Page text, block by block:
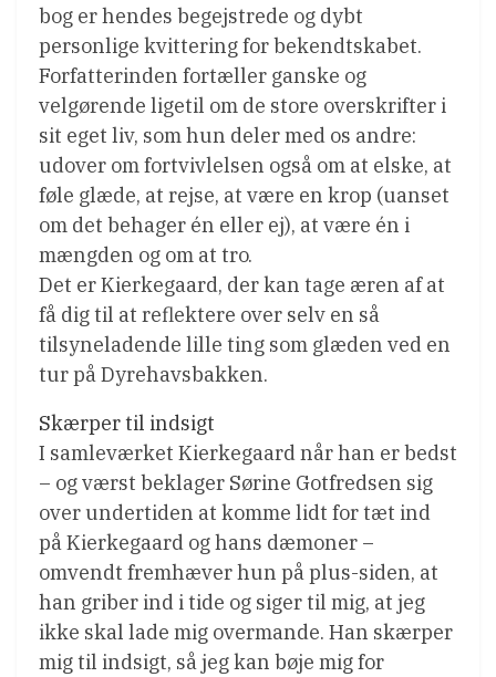
bog er hendes begejstrede og dybt
personlige kvittering for bekendtskabet.
Forfatterinden fortæller ganske og
velgørende ligetil om de store overskrifter i
sit eget liv, som hun deler med os andre:
udover om fortvivlelsen også om at elske, at
føle glæde, at rejse, at være en krop (uanset
om det behager én eller ej), at være én i
mængden og om at tro.
Det er Kierkegaard, der kan tage æren af at
få dig til at reflektere over selv en så
tilsyneladende lille ting som glæden ved en
tur på Dyrehavsbakken.
Skærper til indsigt
I samleværket Kierkegaard når han er bedst
– og værst beklager Sørine Gotfredsen sig
over undertiden at komme lidt for tæt ind
på Kierkegaard og hans dæmoner –
omvendt fremhæver hun på plus-siden, at
han griber ind i tide og siger til mig, at jeg
ikke skal lade mig overmande. Han skærper
mig til indsigt, så jeg kan bøje mig for